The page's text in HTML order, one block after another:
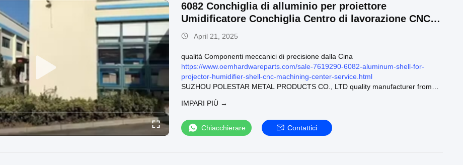
6082 Conchiglia di alluminio per proiettore
Umidificatore Conchiglia Centro di lavorazione CNC
Servizio
April 21, 2025
qualità Componenti meccanici di precisione dalla Cina
https://www.oemhardwareparts.com/sale-7619290-6082-aluminum-shell-for-
projector-humidifier-shell-cnc-machining-center-service.html
SUZHOU POLESTAR METAL PRODUCTS CO., LTD quality manufacturer from
We can supply:
https://www.oemhardwareparts.com/supplier-89004-custom-metal-hardware
Componenti meccanici di precisione :
IMPARI PIÙ →
Chiacchierare Contattici